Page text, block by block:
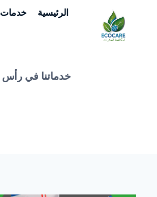
المحتوى
الرئيسية خدمات
خدماتنا في رأس